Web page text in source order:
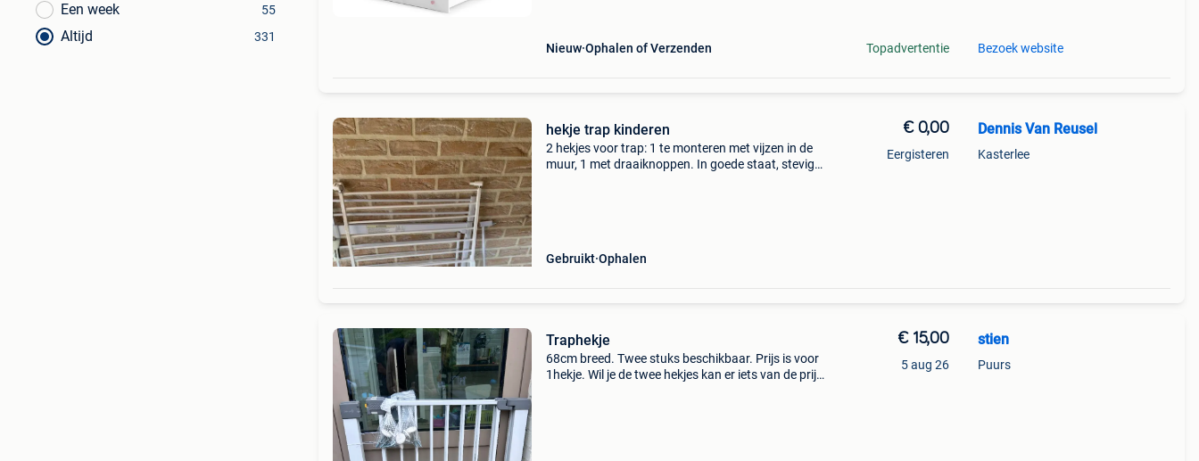
Een week 55
Altijd 331
Nieuw Ophalen of Verzenden Topadvertentie Bezoek website
hekje trap kinderen
2 hekjes voor trap: 1 te monteren met vijzen in de
muur, 1 met draaiknoppen. In goede staat, stevig
Gebruikt Ophalen
€ 0,00
Eergisteren
Dennis Van Reusel
Kasterlee
Traphekje
68cm breed. Twee stuks beschikbaar. Prijs is voor
1hekje. Wil je de twee hekjes kan er iets van de prijs.
€ 15,00
5 aug 26
stien
Puurs